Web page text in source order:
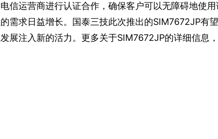
运营商进行认证合作，确保客户可以无障碍地使用
需求日益增长。国泰三技此次推出的SIM7672JP有
展注入新的活力。更多关于SIM7672JP的详细信息